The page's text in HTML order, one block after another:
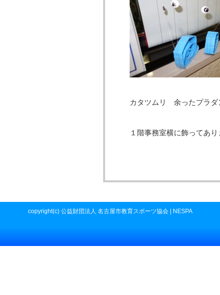
カタツムリ 余ったプラダ
１階事務室横に飾ってあ
copyright(c) 公益財団法人 名古屋市教育スポーツ協会 | NESPA